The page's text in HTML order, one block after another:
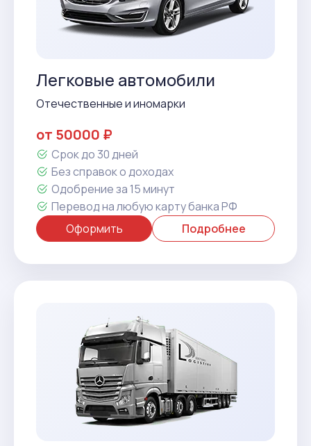
Легковые автомобили
Отечественные и иномарки
от 50000 ₽
Срок до 30 дней
Без справок о доходах
Одобрение за 15 минут
Перевод на любую карту банка РФ
Оформить
Подробнее